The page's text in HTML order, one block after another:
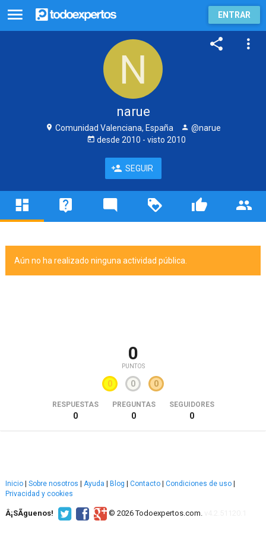
ENTRAR
narue
Comunidad Valenciana, España
@narue
desde 2010 - visto 2010
SEGUIR
Aún no ha realizado ninguna actividad pública.
0
PUNTOS
0 0 0
RESPUESTAS
0
PREGUNTAS
0
SEGUIDORES
0
Inicio Sobre nosotros Ayuda Blog Contacto Condiciones de uso
Privacidad y cookies
Â¡SÃ­guenos! © 2026 Todoexpertos.com.